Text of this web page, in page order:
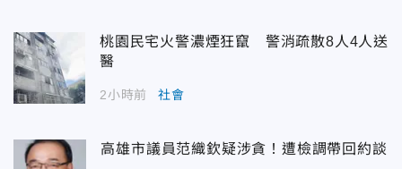
桃園民宅火警濃煙狂竄 警消疏散8人4人送
醫
2小時前 社會
高雄市議員范織欽疑涉貪！遭檢調帶回約談